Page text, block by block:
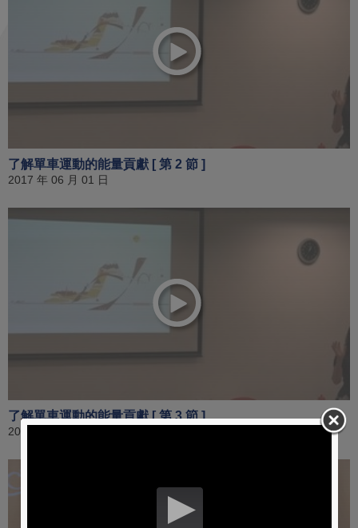
了解單車運動的能量貢獻 [ 第 2 節 ]
2017 年 06 月 01 日
了解單車運動的能量貢獻 [ 第 3 節 ]
2017 年 06 月 01 日